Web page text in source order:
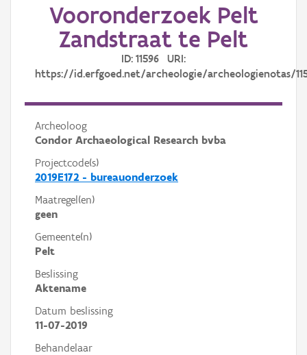
AanmeldenVooronderzoek Pelt
Zandstraat te Pelt
ID: 11596 URI:
https://id.erfgoed.net/archeologie/archeologienotas/
Archeoloog
Condor Archaeological Research bvba
Projectcode(s)
2019E172 - bureauonderzoek
Maatregel(en)
geen
Gemeente(n)
Pelt
Beslissing
Aktename
Datum beslissing
11-07-2019
Behandelaar